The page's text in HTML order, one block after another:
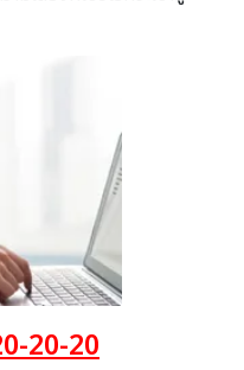
20-20